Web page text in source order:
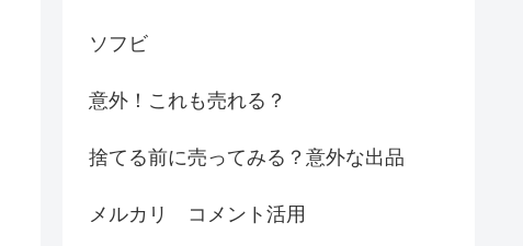
ソフビ
意外！これも売れる？
捨てる前に売ってみる？意外な出品
メルカリ コメント活用